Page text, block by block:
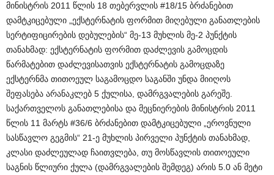
მინისტრის 2011 წლის 18 თებერვლის #18/15 ბრძანებით
დამტკიცებული „ექსტერნატის ფორმით მიღებული განათლების
სერტიფიცირების დებულების“ მე-13 მუხლის მე-2 პუნქტის
თანახმად: ექსტერნატის ფორმით დაძლევის გამოცდის
წარმატებით დაძლევისათვის ექსტერნატის გამოცდაზე
ექსტერნმა თითოეულ საგამოცდო საგანში უნდა მიიღოს
შეფასება არანაკლებ 5 ქულისა, დამრგვალების გარეშე.
საქართველოს განათლებისა და მეცნიერების მინისტრის 2011
წლის 11 მარტს #36/6 ბრძანებით დამტკიცებული „ეროვნული
სასწავლო გეგმის“ 21-ე მუხლის პირველი პუნქტის თანახმად,
კლასი დაძლეულად ჩაითვლება, თუ მოსწავლის თითოეული
საგნის წლიური ქულა (დამრგვალების შემდეგ) არის 5.0 ან მეტი